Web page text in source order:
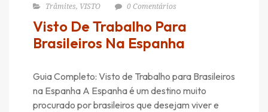
Trâmites, VISTO 0 Comentários
Visto De Trabalho Para
Brasileiros Na Espanha
Guia Completo: Visto de Trabalho para Brasileiros
na Espanha A Espanha é um destino muito
procurado por brasileiros que desejam viver e